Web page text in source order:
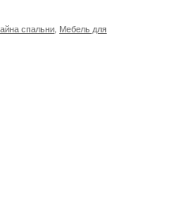
спальни Мебель для